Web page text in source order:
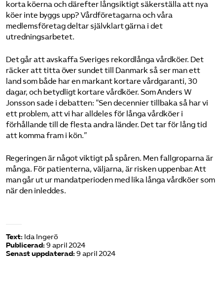
korta köerna och därefter långsiktigt säkerställa att nya
köer inte byggs upp? Vårdföretagarna och våra
medlemsföretag deltar självklart gärna i det
utredningsarbetet.
Det går att avskaffa Sveriges rekordlånga vårdköer. Det
räcker att titta över sundet till Danmark så ser man ett
land som både har en markant kortare vårdgaranti, 30
dagar, och betydligt kortare vårdköer. Som Anders W
Jonsson sade i debatten: ”Sen decennier tillbaka så har vi
ett problem, att vi har alldeles för långa vårdköer i
förhållande till de flesta andra länder. Det tar för lång tid
att komma fram i kön.”
Regeringen är något viktigt på spåren. Men fallgroparna är
många. För patienterna, väljarna, är risken uppenbar: Att
man går ut ur mandatperioden med lika långa vårdköer som
när den inleddes.
Text: Ida Ingerö
Publicerad: 9 april 2024
Senast uppdaterad: 9 april 2024